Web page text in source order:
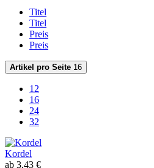
Titel
Titel
Preis
Preis
Artikel pro Seite 16
12
16
24
32
Kordel
ab 3,43 €